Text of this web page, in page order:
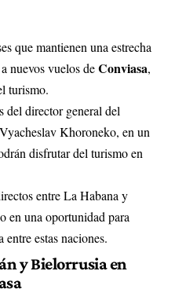
que mantienen una estrecha
nuevos vuelos deConviasa,
turismo.
del director general del
Khoroneko, en un
disfrutar del turismo en
entre La Habana y
en una oportunidad para
estas naciones.
y Bielorrusia en